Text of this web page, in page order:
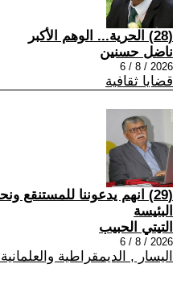
(28) الحرية... الوهم الأكبر
ناضل حسنين
2026 / 8 / 6
قضايا ثقافية
(29) انهم يدعوننا
البئيسة
التيتي الحبيب
2026 / 8 / 6
اليسار , الديمقراطية